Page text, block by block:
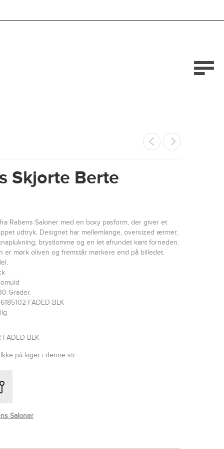
Skjorte Berte
Rabens Saloner med en boxy pasform, der giver et
udtryk. Designet har mellemlange, oversized ærmer,
brystlomme og en let afrundet kant forneden.
er mørk oliven og fremstår mørkere end på billedet.
Grader.
FADED BLK
FADED BLK
Ikke på lager i denne str.
Saloner